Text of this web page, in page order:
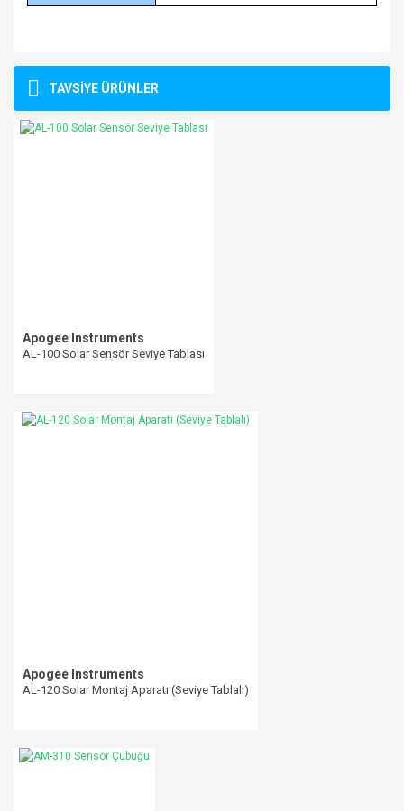
Bu ürüne ilk yorumu siz yapın!
kullanarak tarafımıza iletebilirsiniz.
Görüş ve önerileriniz için teşekkür ederiz.
TAVSİYE ÜRÜNLER
Apogee Instruments
AL-100 Solar Sensör Seviye Tablası
Apogee Instruments
AL-120 Solar Montaj Aparatı (Seviye Tablalı)